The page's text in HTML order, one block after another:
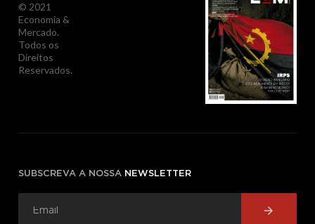
© 2021
Economia &
Mercado.
Todos os
Direitos
Reservados.
SUBSCREVA A NOSSA NEWSLETTER